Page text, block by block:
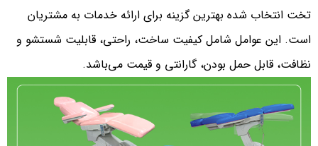
تخت انتخاب شده بهترین گزینه برای ارائه خدمات به مشتریان
است. این عوامل شامل کیفیت ساخت، راحتی، قابلیت شستشو و
نظافت، قابل حمل بودن، گارانتی و قیمت می‌باشد.